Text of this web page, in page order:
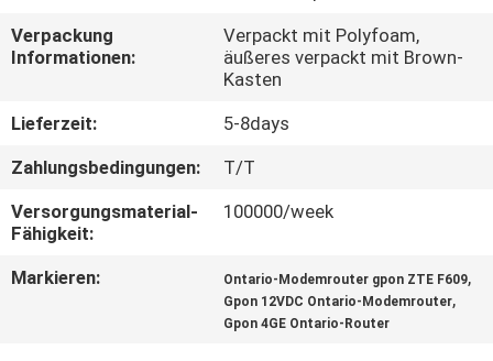
TRETEN
MIT
UNS
IN
VERBINDUNG
Verpackung
Informationen:
Verpackt mit Polyfoam,
äußeres verpackt mit Brown-
Kasten
Lieferzeit:
5-8days
Zahlungsbedingungen:
T/T
Versorgungsmaterial-
Fähigkeit:
100000/week
Markieren: Ontario-Modemrouter gpon ZTE F609,
Gpon 12VDC Ontario-Modemrouter,
Gpon 4GE Ontario-Router